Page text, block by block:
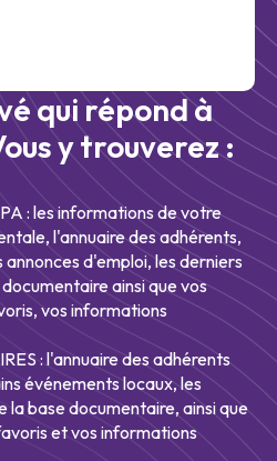
qui répond à
y trouverez :
: les informations de votre
l'annuaire des adhérents,
d'emploi, les derniers
ainsi que vos
vos informations
: l'annuaire des adhérents
événements locaux, les
la base documentaire, ainsi que
et vos informations